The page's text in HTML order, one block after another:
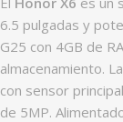
6.5 pulgadas y
G25 con 4GB de
almacenamiento.
con sensor
de 5MP.